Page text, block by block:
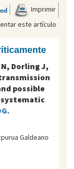
Imprimir
este artículo
N, Dorling J,
possible
Galdeano